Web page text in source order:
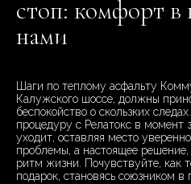
стоп: комфорт
нами
Шаги по теплому асфальту
Калужского шоссе, должны
беспокойство о скользких
процедуру с Релатокс в момент
уходит, оставляя место
проблемы, а настоящее
ритм жизни. Почувствуйте, как
подарок, становясь союзником в